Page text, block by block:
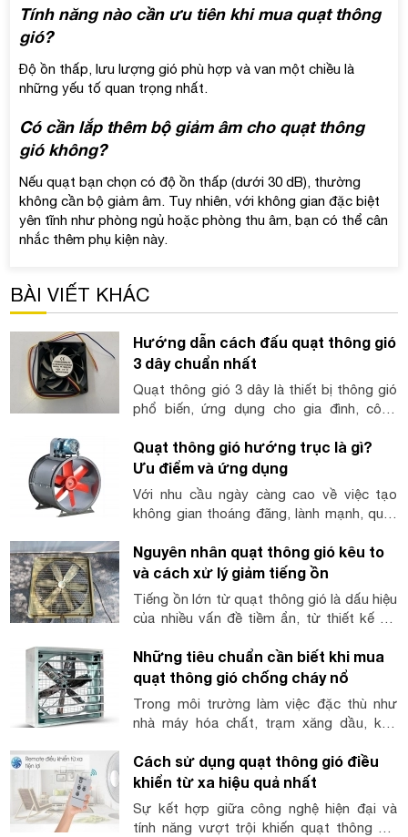
Tính năng nào cần ưu tiên khi mua quạt thông
gió?
Độ ồn thấp, lưu lượng gió phù hợp và van một chiều là
những yếu tố quan trọng nhất.
Có cần lắp thêm bộ giảm âm cho quạt thông
gió không?
Nếu quạt bạn chọn có độ ồn thấp (dưới 30 dB), thường
không cần bộ giảm âm. Tuy nhiên, với không gian đặc biệt
yên tĩnh như phòng ngủ hoặc phòng thu âm, bạn có thể cân
nhắc thêm phụ kiện này.
BÀI VIẾT KHÁC
Hướng dẫn cách đấu quạt thông gió
3 dây chuẩn nhất
Quạt thông gió 3 dây là thiết bị thông gió
phổ biến, ứng dụng cho gia đình, công
đấu nối dây điện đúng cách là bước cực
kỳ quan trọng. Bài viết dưới đây sẽ hướng
dẫn bạn từng bước chi tiết, kèm theo lưu
ý cần thiết để tránh sai sót.
Quạt thông gió hướng trục là gì?
Ưu điểm và ứng dụng
Với nhu cầu ngày càng cao về việc tạo
không gian thoáng đãng, lành mạnh, quạt
hàng đầu trong cả công nghiệp lẫn dân
dụng. Cùng khám phá chi tiết về loại quạt
này để hiểu rõ hơn về tính năng, ưu điểm
và những ứng dụng đa dạng trong cuộc
sống.
Nguyên nhân quạt thông gió kêu to
và cách xử lý giảm tiếng ồn
Tiếng ồn lớn từ quạt thông gió là dấu hiệu
của nhiều vấn đề tiềm ẩn, từ thiết kế sai
kịp thời giúp cải thiện trải nghiệm sử dụng,
đảm bảo độ bền của thiết bị. Hãy cùng tìm
hiểu nguyên nhân quạt kêu to và cách xử
lý chuyên sâu.
Những tiêu chuẩn cần biết khi mua
quạt thông gió chống cháy nổ
Trong môi trường làm việc đặc thù như
nhà máy hóa chất, trạm xăng dầu, kho
thông gió chống cháy nổ không chỉ là một
lựa chọn mà còn là yêu cầu bắt buộc. Tuy
nhiên, không phải ai cũng hiểu tiêu chuẩn
cần thiết khi mua loại thiết bị này.
Cách sử dụng quạt thông gió điều
khiển từ xa hiệu quả nhất
Sự kết hợp giữa công nghệ hiện đại và
tính năng vượt trội khiến quạt thông gió